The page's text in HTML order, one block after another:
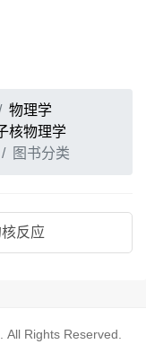
物理学
核物理学
图书分类
反应
. All Rights Reserved.